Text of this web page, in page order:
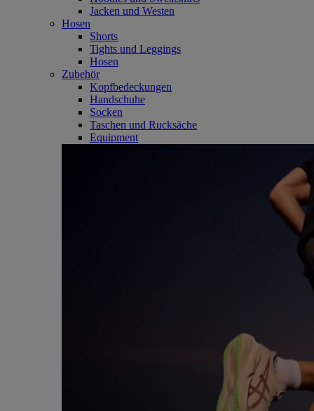
Jacken und Westen
Hosen
Shorts
Tights und Leggings
Hosen
Zubehör
Kopfbedeckungen
Handschuhe
Socken
Taschen und Rucksäche
Equipment